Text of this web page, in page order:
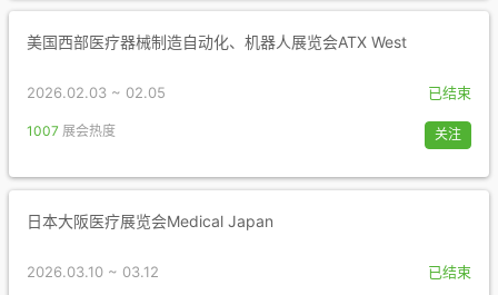
美国西部医疗器械制造自动化、机器人展览会ATX West
2026.02.03 ~ 02.05 已结束
1007 展会热度 关注
日本大阪医疗展览会Medical Japan
2026.03.10 ~ 03.12 已结束